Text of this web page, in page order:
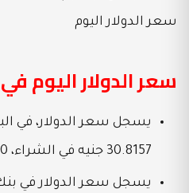
سعر الدولار اليوم
سعر الدولار اليوم
يسجل سعر الدولار، في
30.8157 جنيه في الشراء، 30.830 جنيه في البيع.
يسجل سعر الدولار في